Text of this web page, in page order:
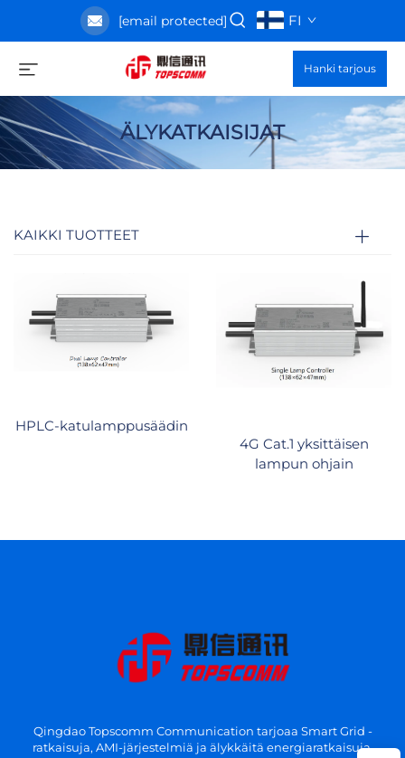
[email protected] FI
Hanki tarjous
ÄLYKATKAISIJAT
KAIKKI TUOTTEET
HPLC-katulamppusäädin
4G Cat.1 yksittäisen
lampun ohjain
Qingdao Topscomm Communication tarjoaa Smart Grid -
ratkaisuja, AMI-järjestelmiä ja älykkäitä energiaratkaisuja.